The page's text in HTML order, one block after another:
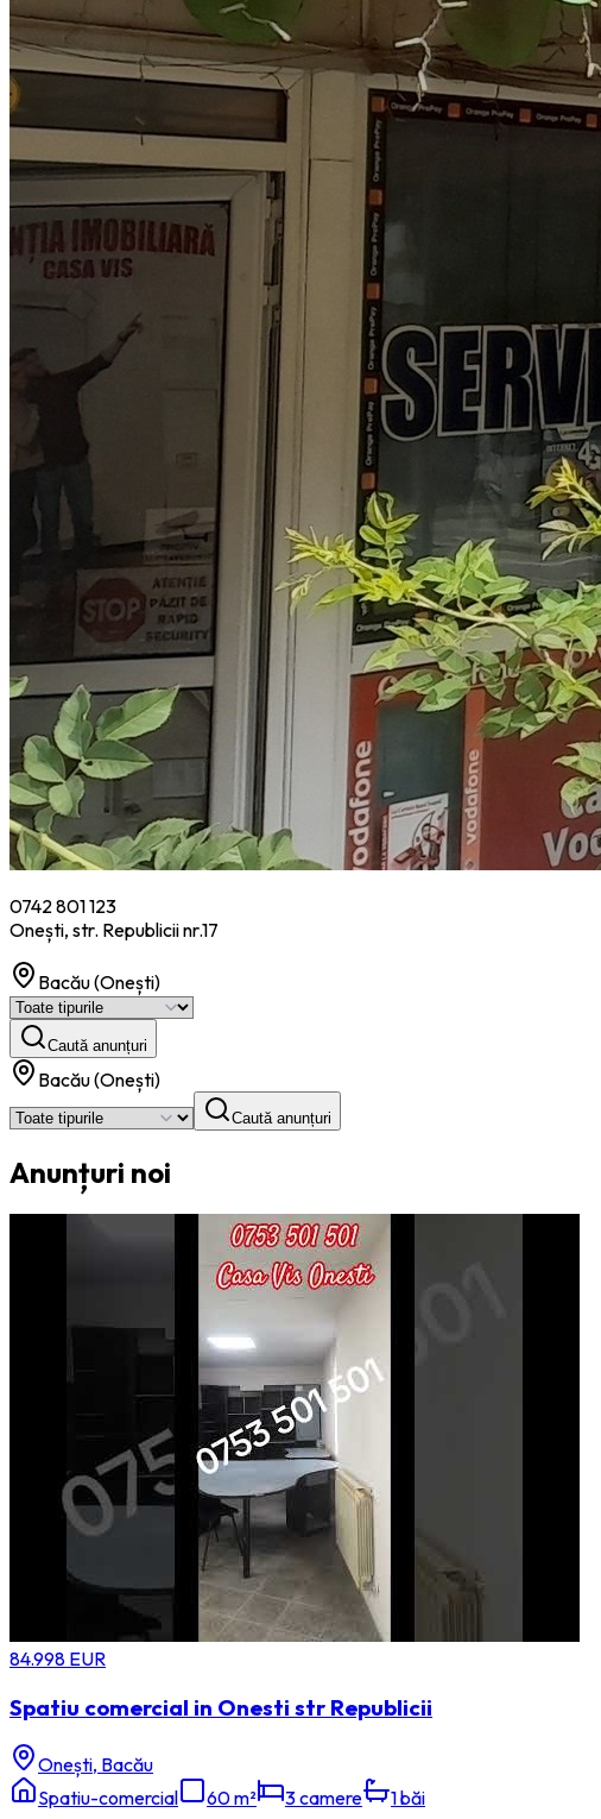
0742 801 123
Onești, str. Republicii nr.17
Bacău (Onești)
Caută anunțuri
Bacău (Onești)
Caută anunțuri
Anunțuri noi
84.998 EUR
Spatiu comercial in Onesti str Republicii
Onești, Bacău
Spatiu-comercial
60 m² 3 camere 1băi